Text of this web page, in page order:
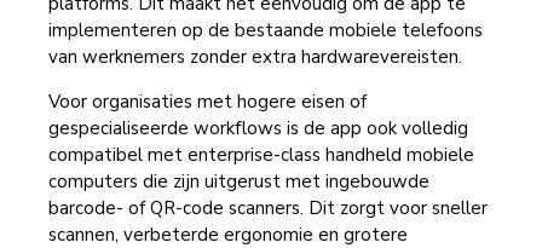
implementeren op de bestaande mobiele telefoons
van werknemers zonder extra hardwarevereisten.
Voor organisaties met hogere eisen of
gespecialiseerde workflows is de app ook volledig
compatibel met enterprise-class handheld mobiele
computers die zijn uitgerust met ingebouwde
barcode- of QR-code scanners. Dit zorgt voor sneller
scannen, verbeterde ergonomie en grotere